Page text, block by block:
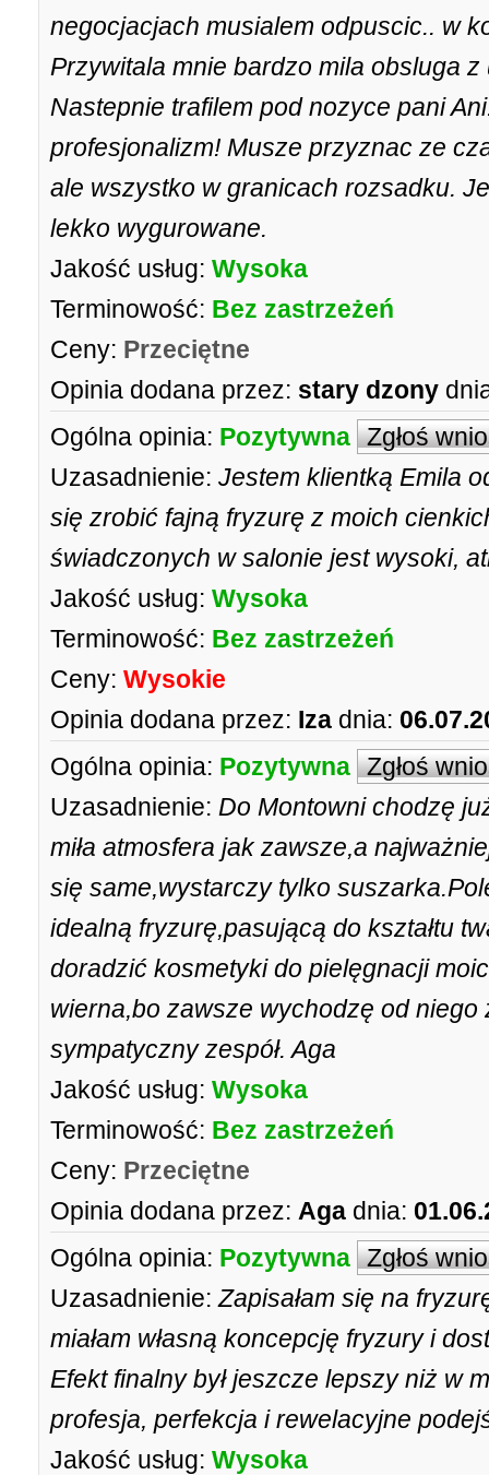
negocjacjach musialem odpuscic.. w
Przywitala mnie bardzo mila obsluga
Nastepnie trafilem pod nozyce pani
profesjonalizm! Musze przyznac ze
ale wszystko w granicach rozsadku.
lekko wygurowane.
Jakość usług: Wysoka
Terminowość: Bez zastrzeżeń
Ceny: Przeciętne
Opinia dodana przez: stary dzony
Ogólna opinia: Pozytywna Zgłoś
Uzasadnienie: Jestem klientką Emila
się zrobić fajną fryzurę z moich
świadczonych w salonie jest wysoki,
Jakość usług: Wysoka
Terminowość: Bez zastrzeżeń
Ceny: Wysokie
Opinia dodana przez: Iza dnia:
Ogólna opinia: Pozytywna Zgłoś
Uzasadnienie: Do Montowni chodzę
miła atmosfera jak zawsze,a
się same,wystarczy tylko
idealną fryzurę,pasującą do kształtu
doradzić kosmetyki do pielęgnacji
wierna,bo zawsze wychodzę od niego
sympatyczny zespół. Aga
Jakość usług: Wysoka
Terminowość: Bez zastrzeżeń
Ceny: Przeciętne
Opinia dodana przez: Aga dnia:
Ogólna opinia: Pozytywna Zgłoś
Uzasadnienie: Zapisałam się na
miałam własną koncepcję fryzury i
Efekt finalny był jeszcze lepszy niż w
profesja, perfekcja i rewelacyjne
Jakość usług: Wysoka